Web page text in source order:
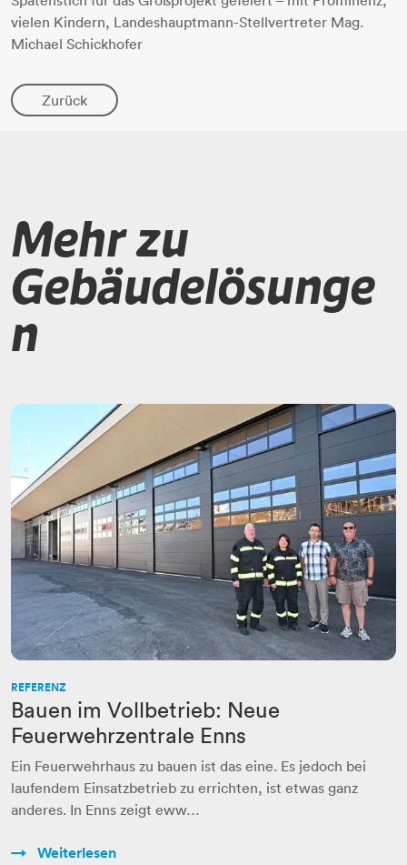
vielen Kindern, Landeshauptmann-Stellvertreter Mag.
Michael Schickhofer
Zurück
Mehr zu
Gebäudelösunge
n
REFERENZ
Bauen im Vollbetrieb: Neue
Feuerwehrzentrale Enns
Ein Feuerwehrhaus zu bauen ist das eine. Es jedoch bei
laufendem Einsatzbetrieb zu errichten, ist etwas ganz
anderes. In Enns zeigt eww…
Weiterlesen